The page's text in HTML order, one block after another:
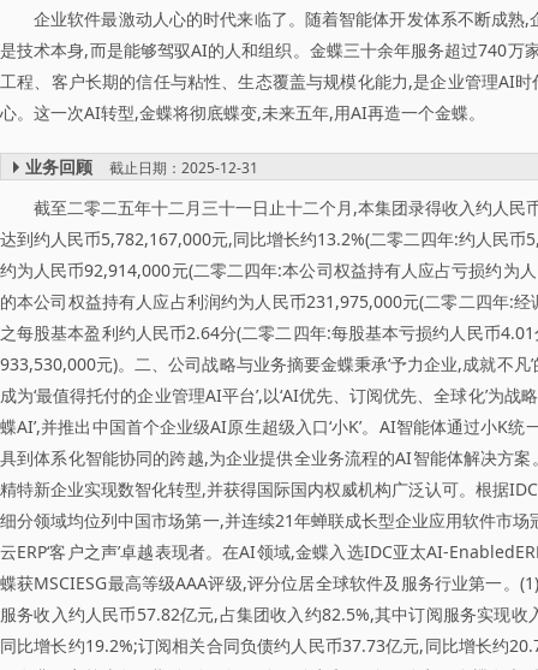
企业软件最激动人心的时代来临了。随着智能体开发体系不断成
是技术本身,而是能够驾驭AI的人和组织。金蝶三十余年服务超过740
工程、客户长期的信任与粘性、生态覆盖与规模化能力,是企业管理AI
心。这一次AI转型,金蝶将彻底蝶变,未来五年,用AI再造一个金蝶。
业务回顾 截止日期：2025-12-31
截至二零二五年十二月三十一日止十二个月,本集团录得收入约人
达到约人民币5,782,167,000元,同比增长约13.2%(二零二四年:约人民
约为人民币92,914,000元(二零二四年:本公司权益持有人应占亏损约为
的本公司权益持有人应占利润约为人民币231,975,000元(二零二四年:
之每股基本盈利约人民币2.64分(二零二四年:每股基本亏损约人民币
933,530,000元)。二、公司战略与业务摘要金蝶秉承‘予力企业,成就不
成为‘最值得托付的企业管理AI平台’,以‘AI优先、订阅优先、全球化’为
蝶AI’,并推出中国首个企业级AI原生超级入口‘小K’。AI智能体通过小K
具到体系化智能协同的跨越,为企业提供全业务流程的AI智能体解决方
精特新企业实现数智化转型,并获得国际国内权威机构广泛认可。根据
细分领域均位列中国市场第一,并连续21年蝉联成长型企业应用软件市
云ERP‘客户之声’卓越表现者。在AI领域,金蝶入选IDC亚太AI-
蝶获MSCIESG最高等级AAA评级,评分位居全球软件及服务行业第一
服务收入约人民币57.82亿元,占集团收入约82.5%,其中订阅服务实现
同比增长约19.2%;订阅相关合同负债约人民币37.73亿元,同比增长约